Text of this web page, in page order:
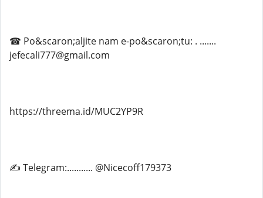
☎ Po&scaron;aljite nam e-po&scaron;tu: . .......
jefecali777@gmail.com
https://threema.id/MUC2YP9R
✍ Telegram:........... @Nicecoff179373